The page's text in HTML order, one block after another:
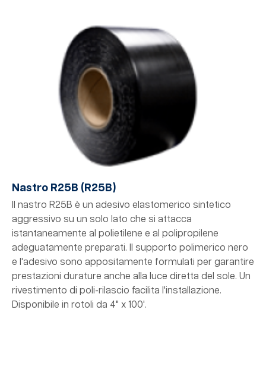
Nastro R25B (R25B)
Il nastro R25B è un adesivo elastomerico sintetico
aggressivo su un solo lato che si attacca
istantaneamente al polietilene e al polipropilene
adeguatamente preparati. Il supporto polimerico nero
e l'adesivo sono appositamente formulati per garantire
prestazioni durature anche alla luce diretta del sole. Un
rivestimento di poli-rilascio facilita l'installazione.
Disponibile in rotoli da 4" x 100'.